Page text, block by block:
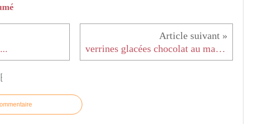
verrines glacées chocolat au mascarpone